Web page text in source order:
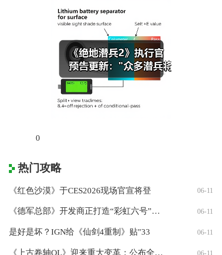
0
热门攻略
《红色沙漠》于CES2026现场官宣将登 06-11
《德军总部》开发商正打造“彩虹六号”风格 06-11
是好是坏？IGN给《仙剑4重制》贴"33 06-11
《上古卷轴OL》迎来重大变革：公布全新「 06-11